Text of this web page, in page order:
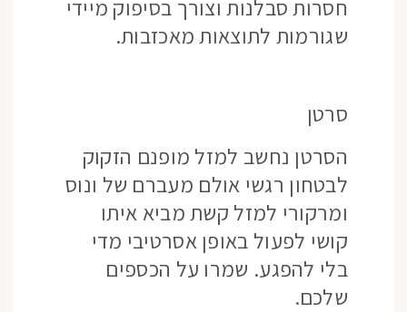
חסרות סבלנות וצורך בסיפוק מיידי
שגורמות לתוצאות מאכזבות.
סרטן
הסרטן נחשב למזל מופנם הזקוק
לבטחון רגשי אולם מעברם של ונוס
ומרקורי למזל קשת מביא איתו
קושי לפעול באופן אסרטיבי מדי
בלי להפגע. שמרו על הכספים
שלכם.